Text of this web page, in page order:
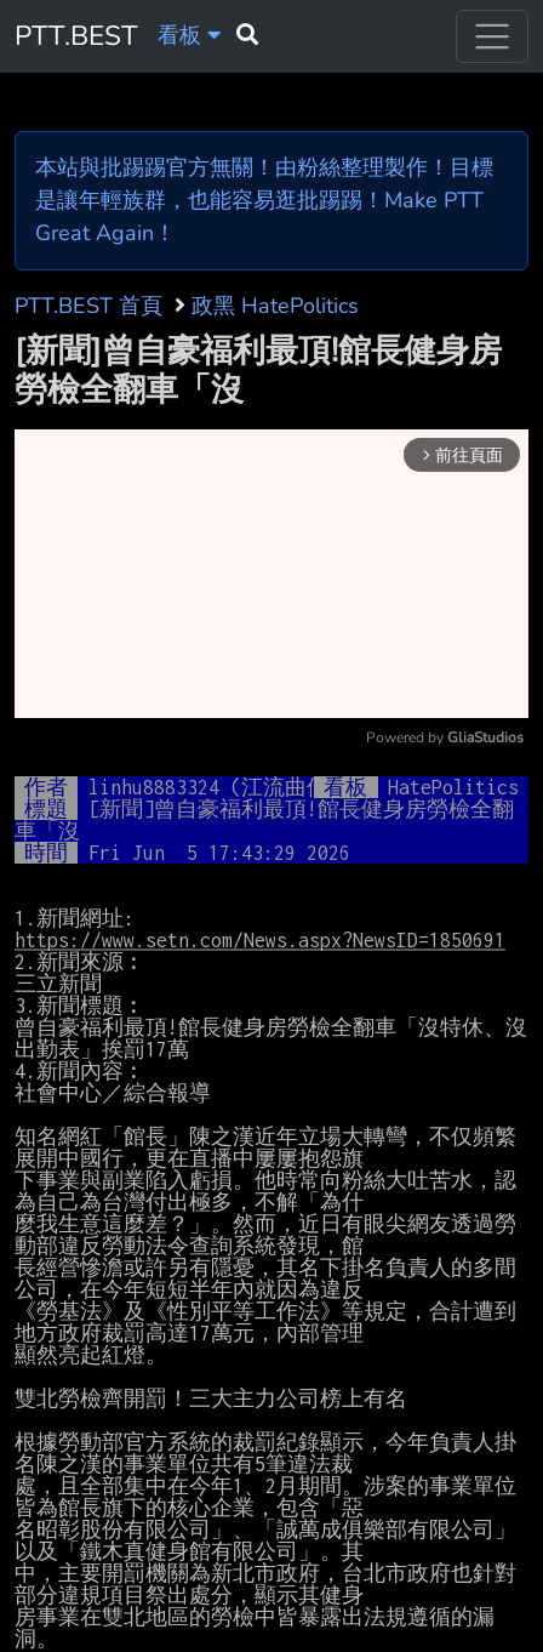
PTT.BEST 看板
本站與批踢踢官方無關！由粉絲整理製作！目標
是讓年輕族群，也能容易逛批踢踢！Make PTT
Great Again！
PTT.BEST 首頁 政黑 HatePolitics
[新聞]曾自豪福利最頂!館長健身房
勞檢全翻車「沒
arrow_forward_ios 前往頁面
Mute
Powered by GliaStudios
作者 linhu8883324 (江流曲似九迴腸)
看板
HatePolitics
標題
[新聞]曾自豪福利最頂!館長健身房勞檢全翻
車「沒
時間
Fri Jun  5 17:43:29 2026
https://www.setn.com/News.aspx?NewsID=1850691
2.新聞來源︰
三立新聞
3.新聞標題︰
曾自豪福利最頂!館長健身房勞檢全翻車「沒特休、沒
出勤表」挨罰17萬
4.新聞內容︰
社會中心／綜合報導
知名網紅「館長」陳之漢近年立場大轉彎，不仅頻繁
展開中國行，更在直播中屢屢抱怨旗
下事業與副業陷入虧損。他時常向粉絲大吐苦水，認
為自己為台灣付出極多，不解「為什
麼我生意這麼差？」。然而，近日有眼尖網友透過勞
動部違反勞動法令查詢系統發現，館
長經營慘澹或許另有隱憂，其名下掛名負責人的多間
公司，在今年短短半年內就因為違反
《勞基法》及《性別平等工作法》等規定，合計遭到
地方政府裁罰高達17萬元，內部管理
顯然亮起紅燈。
雙北勞檢齊開罰！三大主力公司榜上有名
根據勞動部官方系統的裁罰紀錄顯示，今年負責人掛
名陳之漢的事業單位共有5筆違法裁
處，且全部集中在今年1、2月期間。涉案的事業單位
皆為館長旗下的核心企業，包含「惡
名昭彰股份有限公司」、「誠萬成俱樂部有限公司」
以及「鐵木真健身館有限公司」。其
中，主要開罰機關為新北市政府，台北市政府也針對
部分違規項目祭出處分，顯示其健身
房事業在雙北地區的勞檢中皆暴露出法規遵循的漏
洞。